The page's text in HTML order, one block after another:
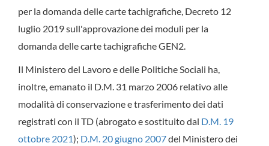
per la domanda delle carte tachigrafiche, Decreto 12
luglio 2019 sull'approvazione dei moduli per la
domanda delle carte tachigrafiche GEN2.
Il Ministero del Lavoro e delle Politiche Sociali ha,
inoltre, emanato il D.M. 31 marzo 2006 relativo alle
modalità di conservazione e trasferimento dei dati
registrati con il TD (abrogato e sostituito dal D.M. 19
ottobre 2021); D.M. 20 giugno 2007del Ministero dei